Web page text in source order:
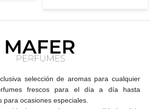
selección de aromas para cualquier
frescos para el día a día hasta
para ocasiones especiales.